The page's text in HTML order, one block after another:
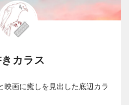
カラス
映画に癒しを見出した底辺カラ